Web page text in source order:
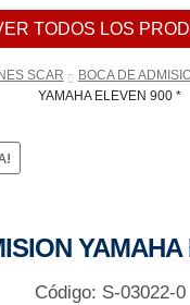
TODOS LOS
SCAR BOCA DE
YAMAHA ELEVEN 900 *
YAMAHA
Código: S-03022-0